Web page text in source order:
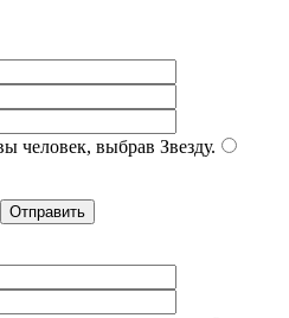
человек, выбрав Звезду.